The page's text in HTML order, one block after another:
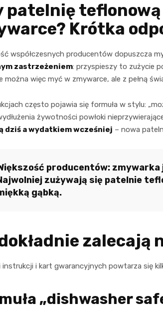
patelnię
Krótka
współczesnych producentów dopuszcza
zastrzeżeniem: przyspieszy to zużycie
można więc myć w zmywarce, ale z pełną
często pojawia się formuła w stylu:
żywotności powłoki
dziś a wydatkiem wcześniej – nowa
producentów: zmywarka
zużywają się patelnie
gąbką.
instrukcji i kart gwarancyjnych powtarza się
„dishwasher